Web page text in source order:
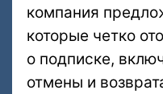
компания
которые четко
о подписке,
отмены и